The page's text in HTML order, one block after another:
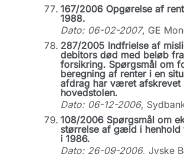
167/2006 Opgørelse af
1988.
Dato: 06-02-2007, GE
287/2005 Indfrielse af
debitors død med beløb
forsikring. Spørgsmål om
beregning af renter i en
afdrag har været afskrevet
hovedstolen.
Dato: 06-12-2006,
108/2006 Spørgsmål om
størrelse af gæld i henhold
i 1986.
Dato: 26-09-2006, Jyske